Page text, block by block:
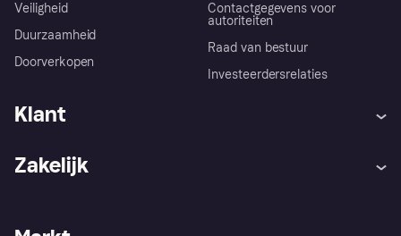
Veiligheid
Duurzaamheid
Doorverkopen
Contactgegevens voor
autoriteiten
Raad van bestuur
Investeerdersrelaties
Klant
Zakelijk
Zakelijke login